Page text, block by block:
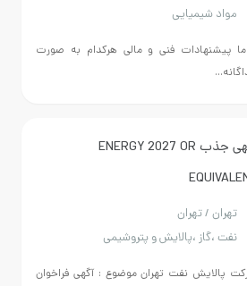
تقاضای پیوست
فنی و مالی هرکدام به صورت
آگهی جذب ENERGY 2027 OR
/ تهران
،پالایش و پتروشیمی
نفت تهران موضوع : آگهی فراخوان